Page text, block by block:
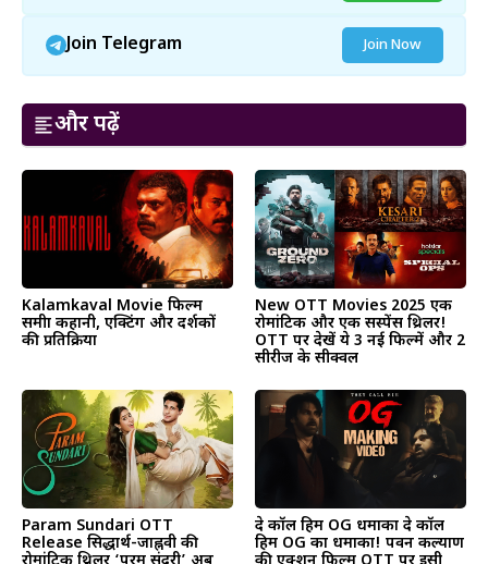
Join Telegram Join Now
और पढ़ें
Kalamkaval Movie फिल्म
समीक्षा कहानी, एक्टिंग और दर्शकों
की प्रतिक्रिया
New OTT Movies 2025 एक
रोमांटिक और एक सस्पेंस थ्रिलर!
OTT पर देखें ये 3 नई फिल्में और 2
सीरीज के सीक्वल
Param Sundari OTT
Release सिद्धार्थ-जाह्नवी की
दे कॉल हिम OG धमाका दे कॉल
हिम OG का धमाका! पवन कल्याण